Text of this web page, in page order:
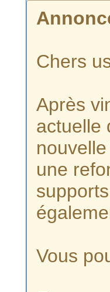
Chers
Après
actuelle
une
Vous